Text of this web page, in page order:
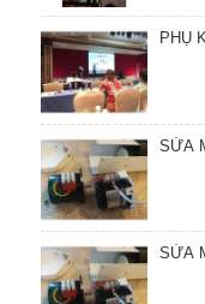
PHỤ
SỬA
SỬA